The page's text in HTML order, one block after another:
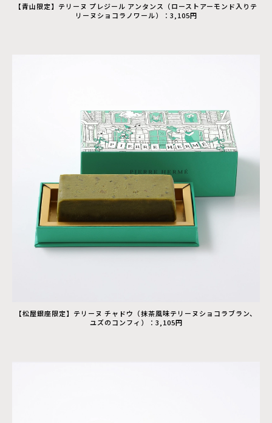
【青山限定】テリーヌ プレジール アンタンス（ローストアーモンド入りテ
リーヌショコラノワール）：3,105円
【松屋銀座限定】テリーヌ チャドウ（抹茶風味テリーヌショコラブラン、
ユズのコンフィ）：3,105円